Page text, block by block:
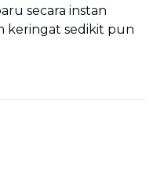
secara instan
keringat sedikit pun